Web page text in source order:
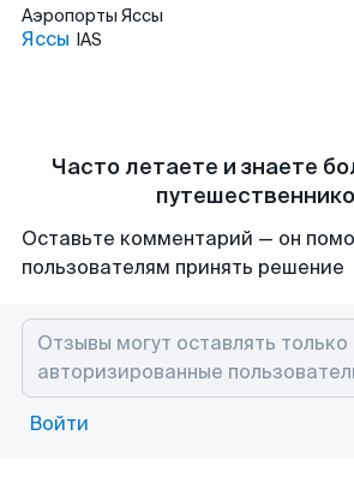
Аэропорты Яссы
Яссы IAS
Часто летаете и знаете
Оставьте комментарий — он
пользователям принять решение
Войти